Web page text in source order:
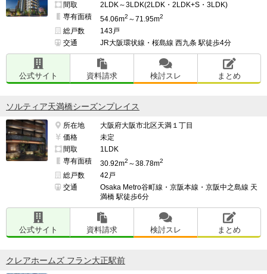
間取
2LDK～3LDK(2LDK・2LDK+S・3LDK)
専有面積
54.06m2 ～71.95m2
総戸数
143戸
交通
JR大阪環状線・桜島線 西九条 駅徒歩4分
公式サイト 資料請求 検討スレ まとめ
ソルティア天満橋シーズンプレイス
所在地
大阪府大阪市北区天満１丁目
価格
未定
間取
1LDK
専有面積
30.92m2 ～38.78m2
総戸数
42戸
交通
Osaka Metro谷町線・京阪本線・京阪中之島線 天
満橋 駅徒歩6分
公式サイト 資料請求 検討スレ まとめ
クレアホームズ フラン大正駅前